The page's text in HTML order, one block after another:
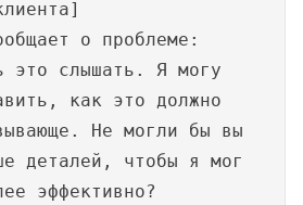
о проблеме:
это слышать. Я могу
как это должно
Не могли бы вы
деталей, чтобы я мог
эффективно?